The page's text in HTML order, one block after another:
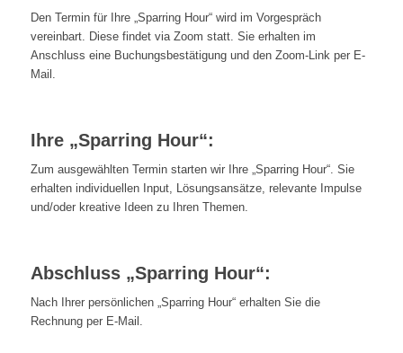
Den Termin für Ihre „Sparring Hour“ wird im Vorgespräch
vereinbart. Diese findet via Zoom statt. Sie erhalten im
Anschluss eine Buchungsbestätigung und den Zoom-Link per E-
Mail.
Ihre „Sparring Hour“:
Zum ausgewählten Termin starten wir Ihre „Sparring Hour“. Sie
erhalten individuellen Input, Lösungsansätze, relevante Impulse
und/oder kreative Ideen zu Ihren Themen.
Abschluss „Sparring Hour“:
Nach Ihrer persönlichen „Sparring Hour“ erhalten Sie die
Rechnung per E-Mail.